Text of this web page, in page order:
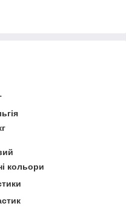
кольори